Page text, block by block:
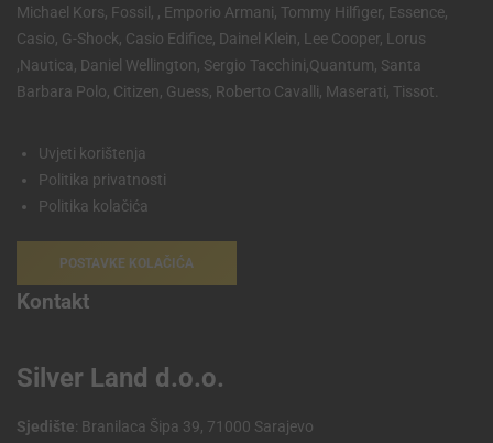
Michael Kors, Fossil, , Emporio Armani, Tommy Hilfiger, Essence,
Casio, G-Shock, Casio Edifice, Dainel Klein, Lee Cooper, Lorus
,Nautica, Daniel Wellington, Sergio Tacchini,Quantum, Santa
Barbara Polo, Citizen, Guess, Roberto Cavalli, Maserati, Tissot.
Uvjeti korištenja
Politika privatnosti
Politika kolačića
POSTAVKE KOLAČIĆA
Kontakt
Silver Land d.o.o.
Sjedište: Branilaca Šipa 39, 71000 Sarajevo